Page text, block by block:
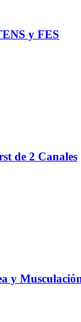
y FES
de 2 Canales
y